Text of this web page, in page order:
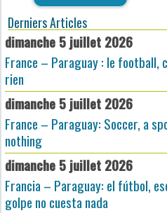
Derniers Articles
dimanche 5 juillet 2026
France – Paraguay : le
rien
dimanche 5 juillet 2026
France – Paraguay: Soccer, a
nothing
dimanche 5 juillet 2026
Francia – Paraguay: el fútbol,
golpe no cuesta nada